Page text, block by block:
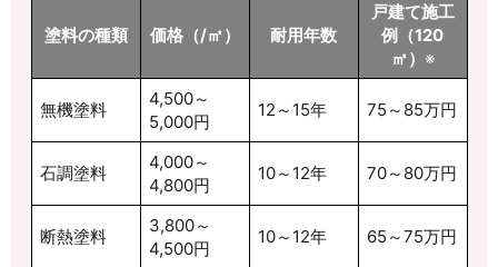
塗料の種類 価格（/㎡） 耐用年数
戸建て施工
例（120
㎡） ※
無機塗料
4,500～
5,000円
12～15年 75～85万円
石調塗料
4,000～
4,800円
10～12年 70～80万円
断熱塗料
3,800～
4,500円
10～12年 65～75万円